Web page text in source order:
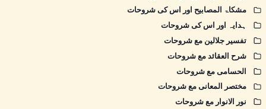
مشکاۃ المصابیح اور اس کی شروحات
ہدایہ اور اس کی شروحات
تفسیر جلالین مع شروحات
شرح العقائد مع شروحات
الحسامی مع شروحات
مختصر المعانی مع شروحات
نور الانوار مع شروحات